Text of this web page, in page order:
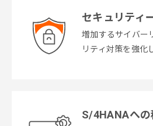
セキュリティ
増加するサイバー
リティ対策を強化
S/4HANAへの